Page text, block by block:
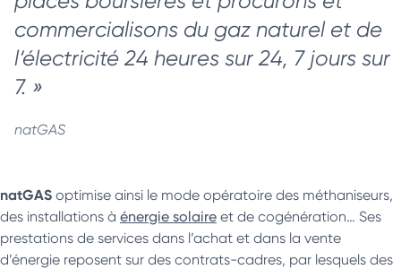
commercialisons du gaz naturel et de
l‘électricité 24 heures sur 24, 7 jours sur
7. »
natGAS
natGAS optimise ainsi le mode opératoire des méthaniseurs,
des installations à énergie solaire et de cogénération… Ses
prestations de services dans l’achat et dans la vente
d’énergie reposent sur des contrats-cadres, par lesquels des